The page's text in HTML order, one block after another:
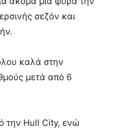
σεζόν και
καλά στην
μετά από 6
την Hull City, ενώ